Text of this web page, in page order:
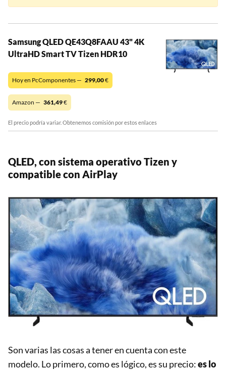
Samsung QLED QE43Q8FAAU 43" 4K
UltraHD Smart TV Tizen HDR10
Hoy en PcComponentes — 299,00€
Amazon — 361,49€
El precio podría variar. Obtenemos comisión por estos enlaces
QLED, con sistema operativo Tizen y
compatible con AirPlay
Son varias las cosas a tener en cuenta con este
modelo. Lo primero, como es lógico, es su precio:es lo